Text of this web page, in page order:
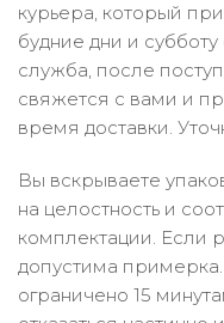
курьера, который
будние дни и
служба, после
свяжется с вами и
время доставки.
Вы вскрываете
на целостность и
комплектации. Если
допустима
ограничено 15